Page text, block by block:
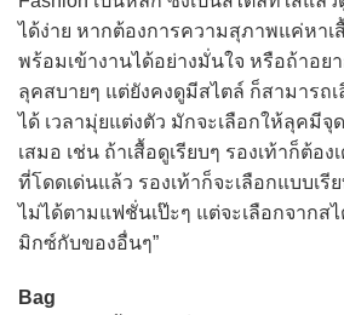
ได้ง่าย หากต้องการความสุภาพแค่หาเ
พร้อมเข้างานได้อย่างมั่นใจ หรือถ้าอย
ลุคสบายๆ แต่ยังคงดูมีสไตล์ ก็สามารถ
ได้ เวลามุ่ยแต่งตัว มักจะเลือกให้ลุคมีจุ
เสมอ เช่น ถ้าเสื้อดูเรียบๆ รองเท้าก็ต้อ
ที่โดดเด่นแล้ว รองเท้าก็จะเลือกแบบเรี
ไม่ได้ตามแฟชั่นเป๊ะๆ แต่จะเลือกจากส
มิกซ์กับของอื่นๆ”
Bag